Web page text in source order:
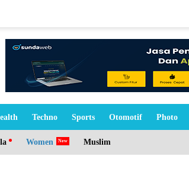
Techno Sports Otomotif Photo
Women Muslim